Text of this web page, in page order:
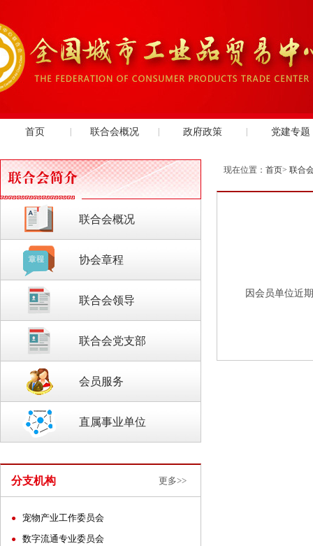
首页 联合会概况 政府政策 党建专题
联合会概况
协会章程
联合会领导
联合会党支部
会员服务
直属事业单位
分支机构 更多>>
● 宠物产业工作委员会
● 数字流通专业委员会
现在位置： 首页> 联合
因会员单位近期